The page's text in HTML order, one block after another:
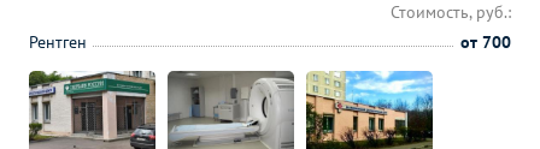
Стоимость, руб.:
Рентген
от 700